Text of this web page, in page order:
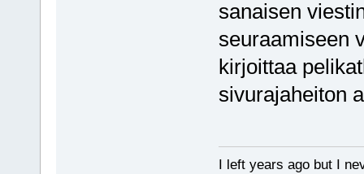
sanaisen
seuraamiseen
kirjoittaa
sivurajaheiton
I left years ago but I